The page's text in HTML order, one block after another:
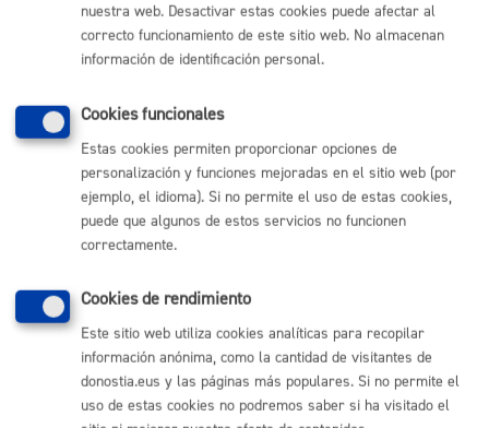
(gratuito desde Donostia / San Sebastián)
(+34) 943 481 000
Buzón de la ciudadanía
Ofertas de empleo
Perfil del contratante
Sede electrónica
Sala de prensa
Mapa web
Otras páginas web corporativas
nuestra web. Desactivar estas cookies puede afectar al
correcto funcionamiento de este sitio web. No almacenan
información de identificación personal.
Cookies funcionales
Estas cookies permiten proporcionar opciones de
personalización y funciones mejoradas en el sitio web (por
ejemplo, el idioma). Si no permite el uso de estas cookies,
puede que algunos de estos servicios no funcionen
correctamente.
Cookies de rendimiento
Este sitio web utiliza cookies analíticas para recopilar
información anónima, como la cantidad de visitantes de
donostia.eus y las páginas más populares. Si no permite el
uso de estas cookies no podremos saber si ha visitado el